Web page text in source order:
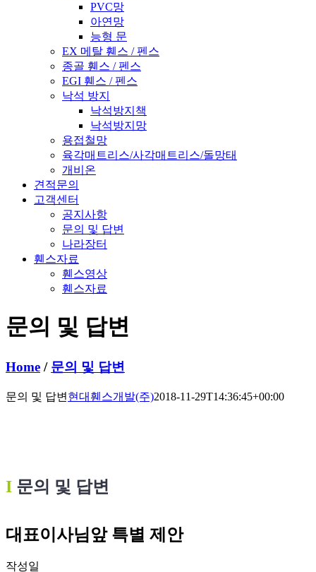
PVC망
아연망
능형 문
EX 메탈 휀스 / 펜스
종골 휀스 / 펜스
EGI 휀스 / 펜스
낙석 방지
낙석방지책
낙석방지망
용접철망
육각매트리스/사각매트리스/돌망태
개비온
견적문의
고객센터
공지사항
문의 및 답변
나라장터
휀스자료
휀스영상
휀스자료
문의 및 답변
Home / 문의 및 답변
문의 및 답변 현대휀스개발(주)2018-11-29T14:36:45+00:00
Ι 문의 및 답변
대표이사님앞 특별 제안
작성일